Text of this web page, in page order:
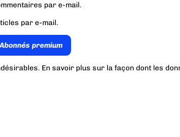
par e-mail.
par e-mail.
premium
En savoir plus sur la façon dont les